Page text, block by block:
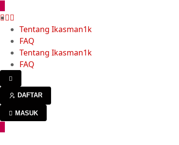
Tentang Ikasman1k
FAQ
Tentang Ikasman1k
FAQ
DAFTAR
MASUK